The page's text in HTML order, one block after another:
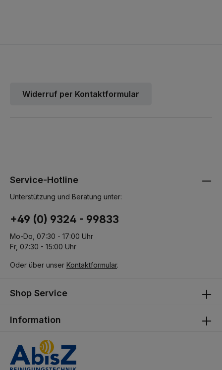
Widerruf per Kontaktformular
Service-Hotline
Unterstützung und Beratung unter:
+49 (0) 9324 - 99833
Mo-Do, 07:30 - 17:00 Uhr
Fr, 07:30 - 15:00 Uhr
Oder über unser Kontaktformular.
Shop Service
Information